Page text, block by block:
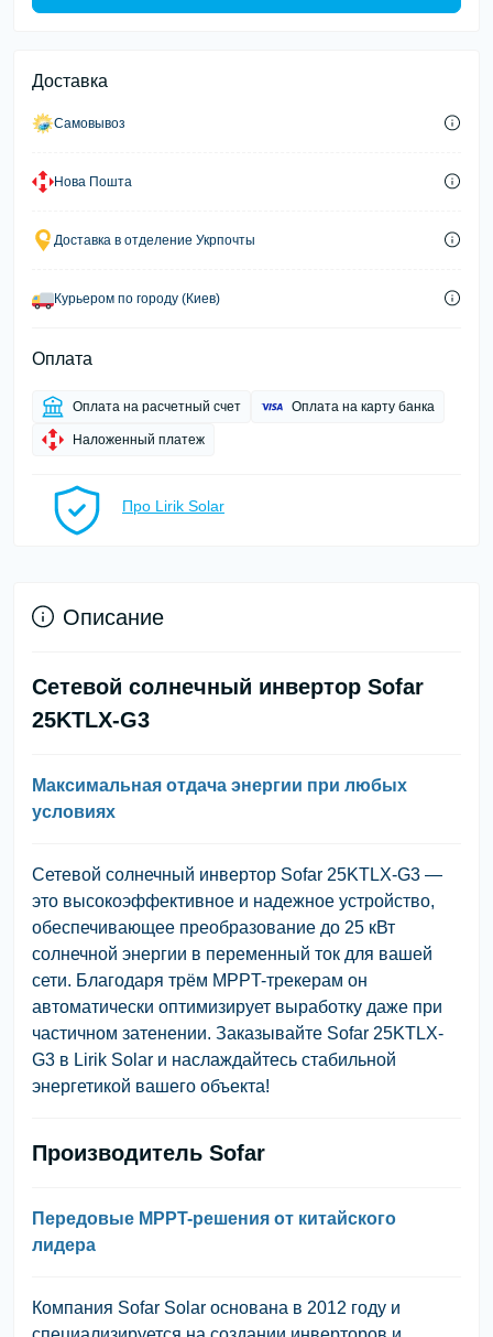
Доставка
Самовывоз
Нова Пошта
Доставка в отделение Укрпочты
Курьером по городу (Киев)
Оплата
Оплата на расчетный счет Оплата на карту банка
Наложенный платеж
Про Lirik Solar
Описание
Сетевой солнечный инвертор Sofar
25KTLX-G3
Максимальная отдача энергии при любых
условиях
Сетевой солнечный инвертор Sofar 25KTLX-G3 —
это высокоэффективное и надежное устройство,
обеспечивающее преобразование до 25 кВт
солнечной энергии в переменный ток для вашей
сети. Благодаря трём MPPT-трекерам он
автоматически оптимизирует выработку даже при
частичном затенении. Заказывайте Sofar 25KTLX-
G3 в Lirik Solar и наслаждайтесь стабильной
энергетикой вашего объекта!
Производитель Sofar
Передовые MPPT-решения от китайского
лидера
Компания Sofar Solar основана в 2012 году и